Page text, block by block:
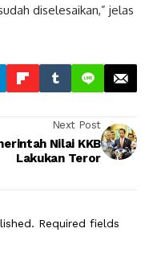
diselesaikan,” jelas
Next Post
Nilai KKB
Lakukan Teror
Required fields